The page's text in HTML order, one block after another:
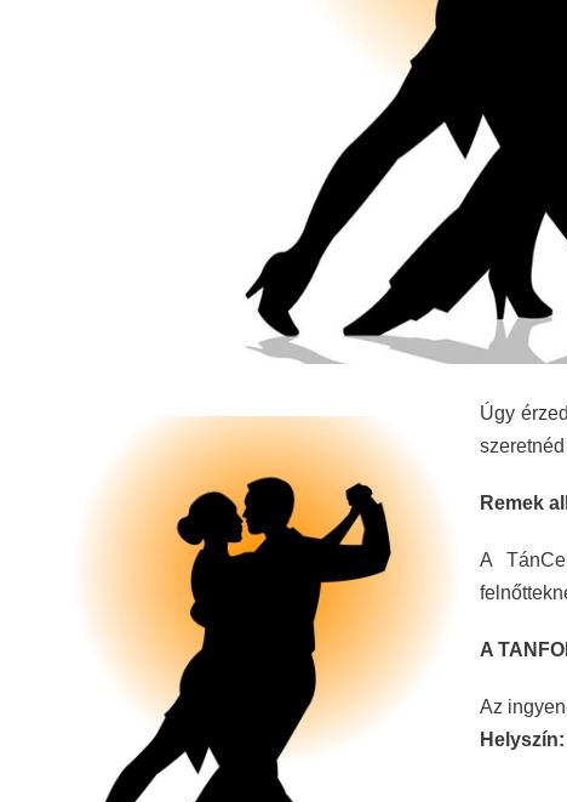
Úgy
Remek
A
A
Az
Helyszín: